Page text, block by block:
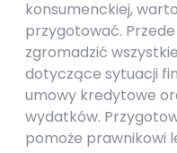
konsumenckiej,
przygotować.
zgromadzić
dotyczące sytuacji
umowy kredytowe
wydatków.
pomoże prawnikowi